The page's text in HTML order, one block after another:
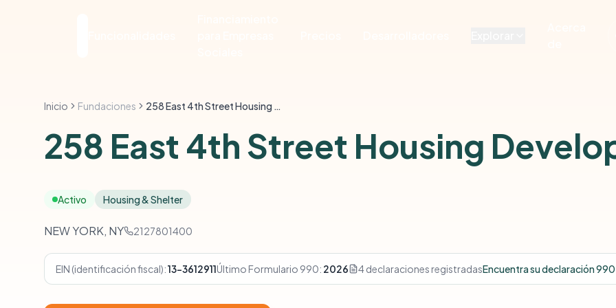
Inicio Fundaciones 258 East 4th Street Housing Development Fund
258 East 4th Street Housing
Activo Housing & Shelter
NEW YORK, NY 2127801400
EIN (identificación fiscal):13-3612911Último Formulario 990: 2026 4 declaraciones registradasEncuentra su declaración